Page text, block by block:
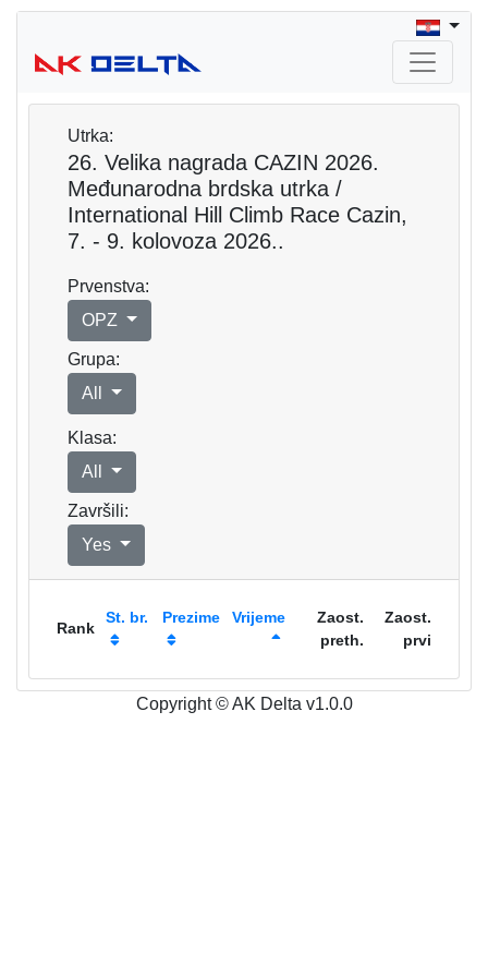
Utrka:
26. Velika nagrada CAZIN 2026.
Međunarodna brdska utrka /
International Hill Climb Race Cazin,
7. - 9. kolovoza 2026..
Prvenstva:
OPZ
Grupa:
All
Klasa:
All
Završili:
Yes
Rank
St. br. Prezime Vrijeme
Zaost.
preth.
Zaost.
prvi
Copyright © AK Delta v1.0.0